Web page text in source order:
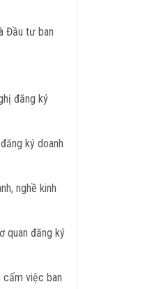
Đầu tư ban
đăng ký
ký doanh
nghề kinh
quan đăng ký
cấm việc ban